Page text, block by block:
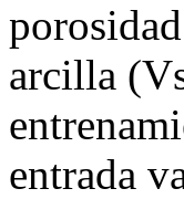
arcilla
entrada